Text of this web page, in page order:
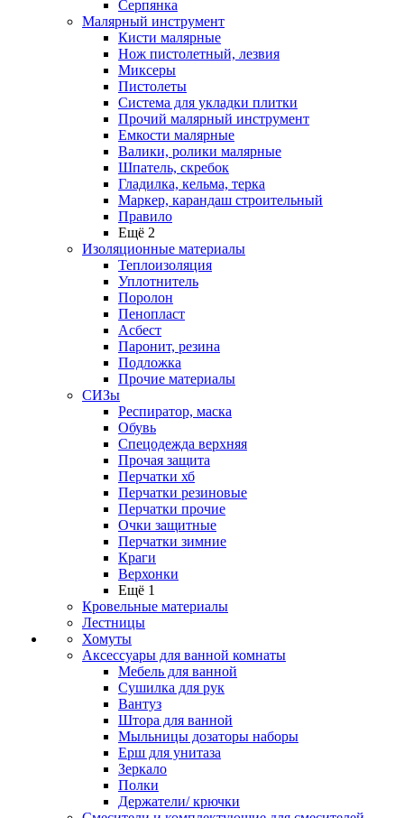
Серпянка
Малярный инструмент
Кисти малярные
Нож пистолетный, лезвия
Миксеры
Пистолеты
Система для укладки плитки
Прочий малярный инструмент
Емкости малярные
Валики, ролики малярные
Шпатель, скребок
Гладилка, кельма, терка
Маркер, карандаш строительный
Правило
Ещё 2
Изоляционные материалы
Теплоизоляция
Уплотнитель
Поролон
Пенопласт
Асбест
Паронит, резина
Подложка
Прочие материалы
СИЗы
Респиратор, маска
Обувь
Спецодежда верхняя
Прочая защита
Перчатки хб
Перчатки резиновые
Перчатки прочие
Очки защитные
Перчатки зимние
Краги
Верхонки
Ещё 1
Кровельные материалы
Лестницы
Хомуты
Аксессуары для ванной комнаты
Мебель для ванной
Сушилка для рук
Вантуз
Штора для ванной
Мыльницы дозаторы наборы
Ерш для унитаза
Зеркало
Полки
Держатели/ крючки